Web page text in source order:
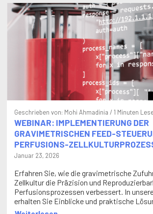
Geschrieben von: Mohi Ahmadinia / 1 Minuten
WEBINAR: IMPLEMENTIERUNG DER
GRAVIMETRISCHEN FEED-
PERFUSIONS-
Januar 23, 2026
Erfahren Sie, wie die gravimetrische
Zellkultur die Präzision und
Perfusionsprozessen verbessert. In
erhalten Sie Einblicke und praktische